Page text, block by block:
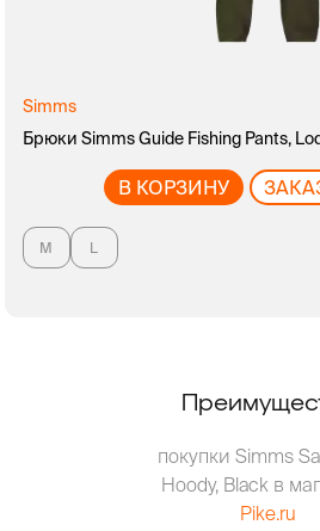
Simms
Брюки Simms Guide Fishing Pants,
В КОРЗИНУ
M L
покупки Simms
Hoody, Black в
Pike.ru